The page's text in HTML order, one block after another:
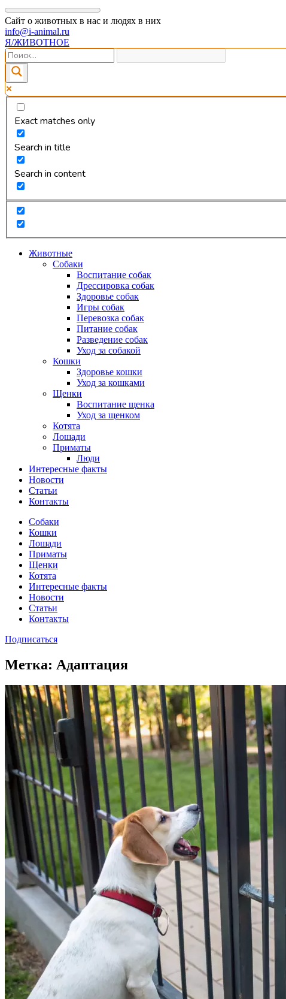
Сайт о животных в нас и людях в них
info@i-animal.ru
Я/ЖИВОТНОЕ
Exact matches only
Search in title
Search in content
Животные
Собаки
Воспитание собак
Дрессировка собак
Здоровье собак
Игры собак
Перевозка собак
Питание собак
Разведение собак
Уход за собакой
Кошки
Здоровье кошки
Уход за кошками
Щенки
Воспитание щенка
Уход за щенком
Котята
Лошади
Приматы
Люди
Интересные факты
Новости
Статьи
Контакты
Собаки
Кошки
Лошади
Приматы
Щенки
Котята
Интересные факты
Новости
Статьи
Контакты
Подписаться
Метка: Адаптация